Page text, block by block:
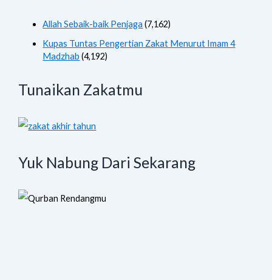
Allah Sebaik-baik Penjaga (7,162)
Kupas Tuntas Pengertian Zakat Menurut Imam 4
Madzhab (4,192)
Tunaikan Zakatmu
Yuk Nabung Dari Sekarang